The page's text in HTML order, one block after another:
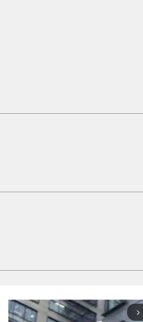
arrow_forward_ios